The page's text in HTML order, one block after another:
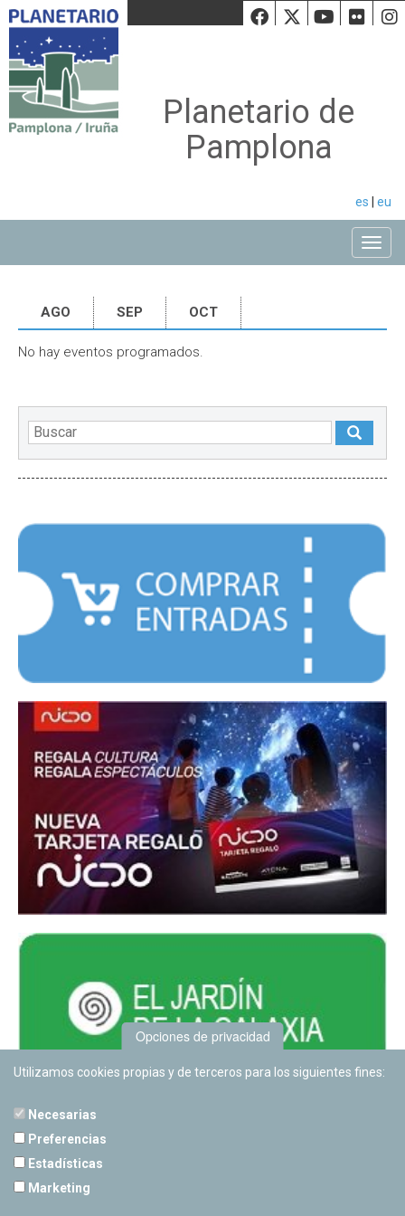
Facebook
Twiiter
Planetario de
Pamplona
es eu
AGO SEP OCT
No hay eventos programados.
Opciones de privacidad
Utilizamos cookies propias y de terceros para los siguientes fines:
Necesarias
Preferencias
Estadísticas
Marketing